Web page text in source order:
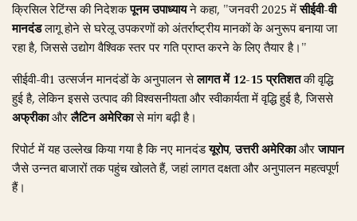
क्रिसिल रेटिंग्स की निदेशकपूनम उपाध्यायने कहा, "जनवरी 2025 मेंसीईवी-वी
मानदंडलागू होने से घरेलू उपकरणों को अंतर्राष्ट्रीय मानकों के अनुरूप बनाया जा
रहा है, जिससे उद्योग वैश्विक स्तर पर गति प्राप्त करने के लिए तैयार है।"
सीईवी-वी1 उत्सर्जन मानदंडों के अनुपालन सेलागत में 12-15 प्रतिशतकी वृद्धि
हुई है, लेकिन इससे उत्पाद की विश्वसनीयता और स्वीकार्यता में वृद्धि हुई है, जिससे
अफ्रीकाऔरलैटिन अमेरिकासे मांग बढ़ी है।
रिपोर्ट में यह उल्लेख किया गया है कि नए मानदंडयूरोप,उत्तरी अमेरिकाऔरजापान
जैसे उन्नत बाजारों तक पहुंच खोलते हैं, जहां लागत दक्षता और अनुपालन महत्वपूर्ण
हैं।